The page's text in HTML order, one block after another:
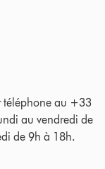
téléphone au +33
au vendredi de
de 9h à 18h.